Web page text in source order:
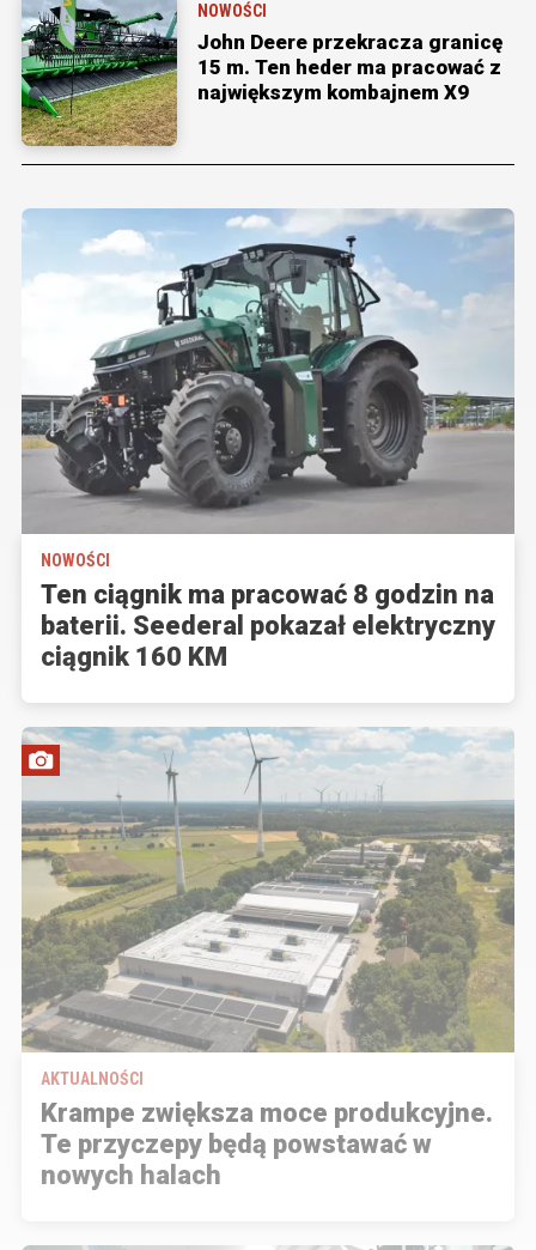
NOWOŚCI
John Deere przekracza granicę
15 m. Ten heder ma pracować z
największym kombajnem X9
NOWOŚCI
Ten ciągnik ma pracować 8 godzin na
baterii. Seederal pokazał elektryczny
ciągnik 160 KM
AKTUALNOŚCI
Krampe zwiększa moce produkcyjne.
Te przyczepy będą powstawać w
nowych halach